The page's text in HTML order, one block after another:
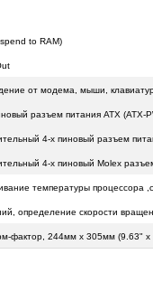
to RAM)
от модема, мыши,
разъем питания ATX (ATX-
4-х пиновый разъем
4-х пиновый Molex
температуры процессора
определение скорости
фактор, 244мм x 305мм (9.63" x